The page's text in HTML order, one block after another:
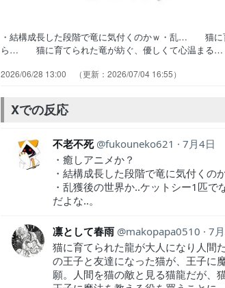
・結構成長した段階で竜に気付くのかｗ・乱… 猫に
ら… 猫に育てられた竜が紡ぐ、優しくて心温まる
い… ただ、割と物語として完結し過ぎてる感じが…
ジー…
2026/06/28 13:00 2026/07/04 16:55
Xでの反応
不老不死 fukouneko621
7月4日
・癒しアニメか？
・結構成長した段階で竜に気付くの
・乱獲後の世界か..ケットシー1匹で
だよな..。
凛として春雨 makopapa0510
7
猫に育てられた龍が大人になり人間
の王子と友達になった猫が、王子に
願。人間を猫の敵と見る猫龍だが、